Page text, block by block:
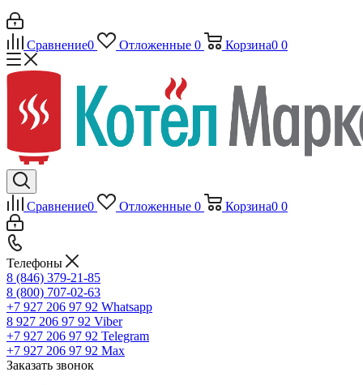
Сравнение0 Отложенные 0 Корзина0 0
Сравнение0 Отложенные 0 Корзина0 0
Телефоны
8 (846) 379-21-85
8 (800) 707-02-63
+7 927 206 97 92 Whatsapp
8 927 206 97 92 Viber
+7 927 206 97 92 Telegram
+7 927 206 97 92 Max
Заказать звонок